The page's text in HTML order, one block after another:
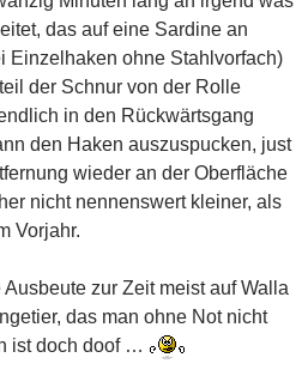
das auf eine Sardine an
Einzelhaken ohne Stahlvorfach)
der Schnur von der Rolle
in den Rückwärtsgang
den Haken auszuspucken, just
wieder an der Oberfläche
nicht nennenswert kleiner, als
Vorjahr.
zur Zeit meist auf Walla
das man ohne Not nicht
ist doch doof …